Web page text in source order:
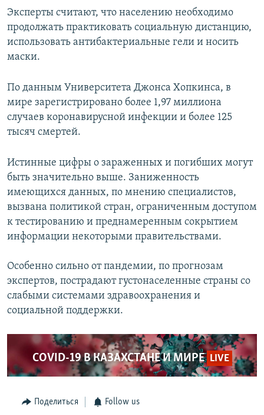
Эксперты считают, что населению необходимо
продолжать практиковать социальную дистанцию,
использовать антибактериальные гели и носить
маски.
По данным Университета Джонса Хопкинса, в
мире зарегистрировано более 1,97 миллиона
случаев коронавирусной инфекции и более 125
тысяч смертей.
Истинные цифры о зараженных и погибших могут
быть значительно выше. Заниженность
имеющихся данных, по мнению специалистов,
вызвана политикой стран, ограниченным доступом
к тестированию и преднамеренным сокрытием
информации некоторыми правительствами.
Особенно сильно от пандемии, по прогнозам
экспертов, пострадают густонаселенные страны со
слабыми системами здравоохранения и
социальной поддержки.
COVID-19 В КАЗАХСТАНЕ И МИРЕ LIVE
Поделиться Follow us